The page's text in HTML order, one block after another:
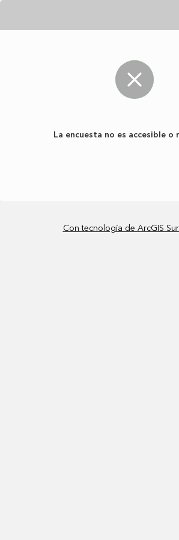
La encuesta no es accesible o
Con tecnología de ArcGIS